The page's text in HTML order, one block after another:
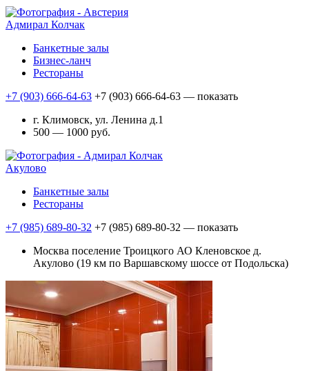
Адмирал Колчак
Банкетные залы
Бизнес-ланч
Рестораны
+7 (903) 666-64-63 +7 (903) 666-64-63 — показать
г. Климовск, ул. Ленина д.1
500 — 1000 руб.
Акулово
Банкетные залы
Рестораны
+7 (985) 689-80-32 +7 (985) 689-80-32 — показать
Москва поселение Троицкого АО Клeновское д.
Акулово (19 км по Варшавскому шоссе от Подольска)